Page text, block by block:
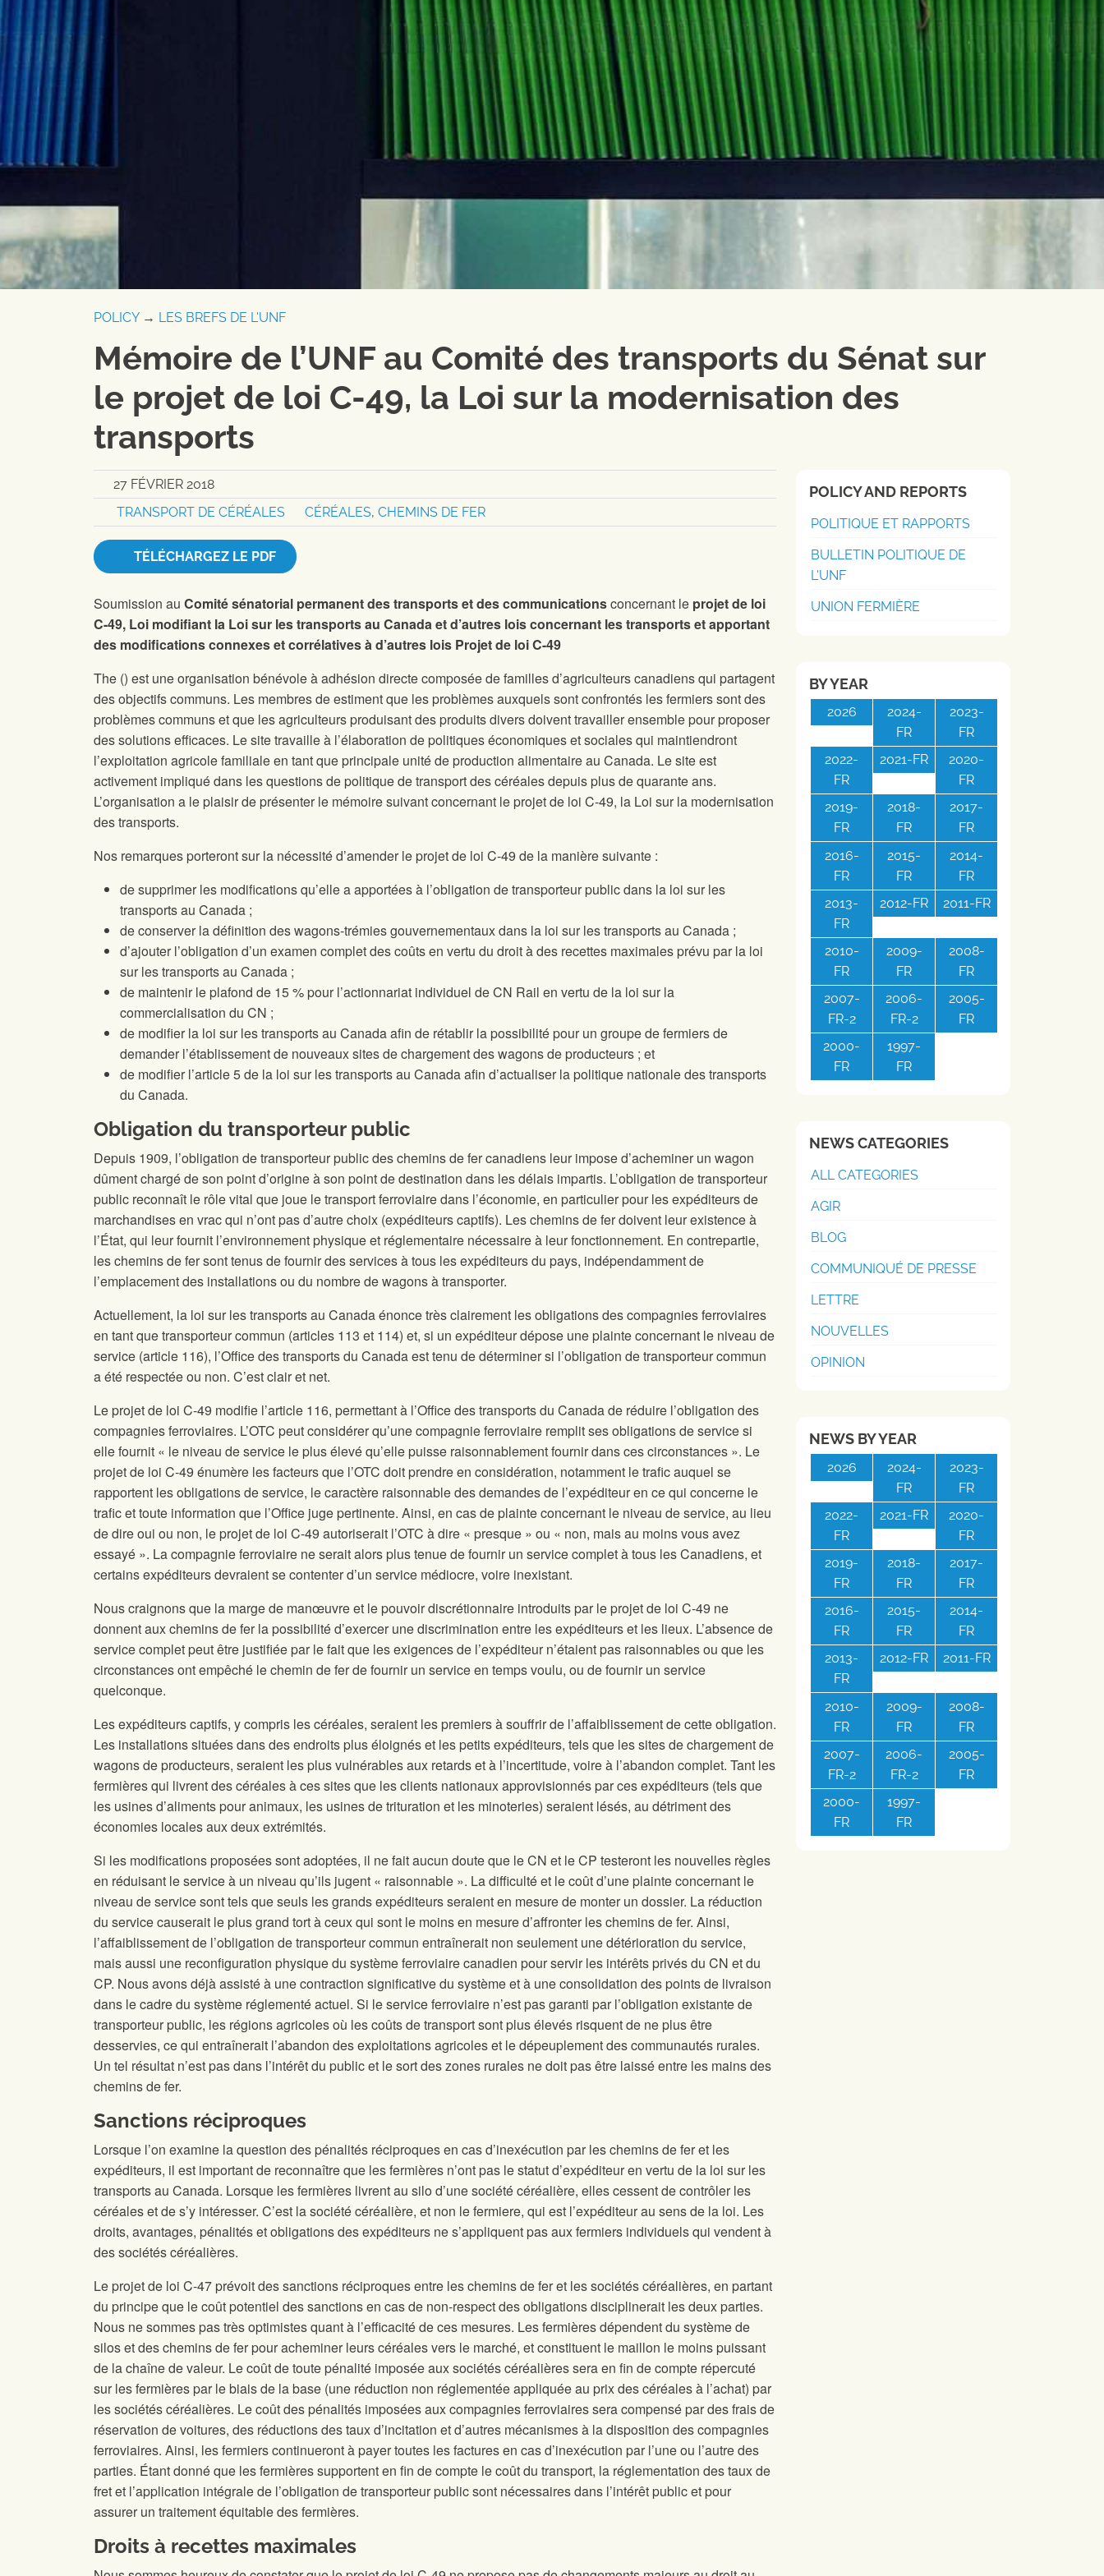
POLICY→ LES BREFS DE L'UNF
Mémoire de l’UNF au Comité des transports du Sénat sur
le projet de loi C-49, la Loi sur la modernisation des
transports
27 FÉVRIER 2018
TRANSPORT DE CÉRÉALES
CÉRÉALES, CHEMINS DE FER
TÉLÉCHARGEZ LE PDF
Soumission au Comité sénatorial permanent des transports et des communicationsconcernant le projet de loi
C-49, Loi modifiant la Loi sur les transports au Canada et d’autres lois concernant les transports et apportant
des modifications connexes et corrélatives à d’autres lois Projet de loi C-49
The () est une organisation bénévole à adhésion directe composée de familles d’agriculteurs canadiens qui partagent
des objectifs communs. Les membres deestiment que les problèmes auxquels sont confrontés les fermiers sont des
problèmes communs et que les agriculteurs produisant des produits divers doivent travailler ensemble pour proposer
des solutions efficaces. Le sitetravaille à l’élaboration de politiques économiques et sociales qui maintiendront
l’exploitation agricole familiale en tant que principale unité de production alimentaire au Canada. Le siteest
activement impliqué dans les questions de politique de transport des céréales depuis plus de quarante ans.
L’organisation a le plaisir de présenter le mémoire suivant concernant le projet de loi C-49, la Loi sur la modernisation
des transports.
Nos remarques porteront sur la nécessité d’amender le projet de loi C-49 de la manière suivante :
de supprimer les modifications qu’elle a apportées à l’obligation de transporteur public dans la loi sur les
transports au Canada ;
de conserver la définition des wagons-trémies gouvernementaux dans la loi sur les transports au Canada ;
d’ajouter l’obligation d’un examen complet des coûts en vertu du droit à des recettes maximales prévu par la loi
sur les transports au Canada ;
de maintenir le plafond de 15 % pour l’actionnariat individuel de CN Rail en vertu de la loi sur la
commercialisation du CN ;
de modifier la loi sur les transports au Canada afin de rétablir la possibilité pour un groupe de fermiers de
demander l’établissement de nouveaux sites de chargement des wagons de producteurs ; et
de modifier l’article 5 de la loi sur les transports au Canada afin d’actualiser la politique nationale des transports
du Canada.
Obligation du transporteur public
Depuis 1909, l’obligation de transporteur public des chemins de fer canadiens leur impose d’acheminer un wagon
dûment chargé de son point d’origine à son point de destination dans les délais impartis. L’obligation de transporteur
public reconnaît le rôle vital que joue le transport ferroviaire dans l’économie, en particulier pour les expéditeurs de
marchandises en vrac qui n’ont pas d’autre choix (expéditeurs captifs). Les chemins de fer doivent leur existence à
l’État, qui leur fournit l’environnement physique et réglementaire nécessaire à leur fonctionnement. En contrepartie,
les chemins de fer sont tenus de fournir des services à tous les expéditeurs du pays, indépendamment de
l’emplacement des installations ou du nombre de wagons à transporter.
Actuellement, la loi sur les transports au Canada énonce très clairement les obligations des compagnies ferroviaires
en tant que transporteur commun (articles 113 et 114) et, si un expéditeur dépose une plainte concernant le niveau de
service (article 116), l’Office des transports du Canada est tenu de déterminer si l’obligation de transporteur commun
a été respectée ou non. C’est clair et net.
Le projet de loi C-49 modifie l’article 116, permettant à l’Office des transports du Canada de réduire l’obligation des
compagnies ferroviaires. L’OTC peut considérer qu’une compagnie ferroviaire remplit ses obligations de service si
elle fournit « le niveau de service le plus élevé qu’elle puisse raisonnablement fournir dans ces circonstances ». Le
projet de loi C-49 énumère les facteurs que l’OTC doit prendre en considération, notamment le trafic auquel se
rapportent les obligations de service, le caractère raisonnable des demandes de l’expéditeur en ce qui concerne le
trafic et toute information que l’Office juge pertinente. Ainsi, en cas de plainte concernant le niveau de service, au lieu
de dire oui ou non, le projet de loi C-49 autoriserait l’OTC à dire « presque » ou « non, mais au moins vous avez
essayé ». La compagnie ferroviaire ne serait alors plus tenue de fournir un service complet à tous les Canadiens, et
certains expéditeurs devraient se contenter d’un service médiocre, voire inexistant.
Nous craignons que la marge de manœuvre et le pouvoir discrétionnaire introduits par le projet de loi C-49 ne
donnent aux chemins de fer la possibilité d’exercer une discrimination entre les expéditeurs et les lieux. L’absence de
service complet peut être justifiée par le fait que les exigences de l’expéditeur n’étaient pas raisonnables ou que les
circonstances ont empêché le chemin de fer de fournir un service en temps voulu, ou de fournir un service
quelconque.
Les expéditeurs captifs, y compris les céréales, seraient les premiers à souffrir de l’affaiblissement de cette obligation.
Les installations situées dans des endroits plus éloignés et les petits expéditeurs, tels que les sites de chargement de
wagons de producteurs, seraient les plus vulnérables aux retards et à l’incertitude, voire à l’abandon complet. Tant les
fermières qui livrent des céréales à ces sites que les clients nationaux approvisionnés par ces expéditeurs (tels que
les usines d’aliments pour animaux, les usines de trituration et les minoteries) seraient lésés, au détriment des
économies locales aux deux extrémités.
Si les modifications proposées sont adoptées, il ne fait aucun doute que le CN et le CP testeront les nouvelles règles
en réduisant le service à un niveau qu’ils jugent « raisonnable ». La difficulté et le coût d’une plainte concernant le
niveau de service sont tels que seuls les grands expéditeurs seraient en mesure de monter un dossier. La réduction
du service causerait le plus grand tort à ceux qui sont le moins en mesure d’affronter les chemins de fer. Ainsi,
l’affaiblissement de l’obligation de transporteur commun entraînerait non seulement une détérioration du service,
mais aussi une reconfiguration physique du système ferroviaire canadien pour servir les intérêts privés du CN et du
CP. Nous avons déjà assisté à une contraction significative du système et à une consolidation des points de livraison
dans le cadre du système réglementé actuel. Si le service ferroviaire n’est pas garanti par l’obligation existante de
transporteur public, les régions agricoles où les coûts de transport sont plus élevés risquent de ne plus être
desservies, ce qui entraînerait l’abandon des exploitations agricoles et le dépeuplement des communautés rurales.
Un tel résultat n’est pas dans l’intérêt du public et le sort des zones rurales ne doit pas être laissé entre les mains des
chemins de fer.
Sanctions réciproques
Lorsque l’on examine la question des pénalités réciproques en cas d’inexécution par les chemins de fer et les
expéditeurs, il est important de reconnaître que les fermières n’ont pas le statut d’expéditeur en vertu de la loi sur les
transports au Canada. Lorsque les fermières livrent au silo d’une société céréalière, elles cessent de contrôler les
céréales et de s’y intéresser. C’est la société céréalière, et non le fermiere, qui est l’expéditeur au sens de la loi. Les
droits, avantages, pénalités et obligations des expéditeurs ne s’appliquent pas aux fermiers individuels qui vendent à
des sociétés céréalières.
Le projet de loi C-47 prévoit des sanctions réciproques entre les chemins de fer et les sociétés céréalières, en partant
du principe que le coût potentiel des sanctions en cas de non-respect des obligations disciplinerait les deux parties.
Nous ne sommes pas très optimistes quant à l’efficacité de ces mesures. Les fermières dépendent du système de
silos et des chemins de fer pour acheminer leurs céréales vers le marché, et constituent le maillon le moins puissant
de la chaîne de valeur. Le coût de toute pénalité imposée aux sociétés céréalières sera en fin de compte répercuté
sur les fermières par le biais de la base (une réduction non réglementée appliquée au prix des céréales à l’achat) par
les sociétés céréalières. Le coût des pénalités imposées aux compagnies ferroviaires sera compensé par des frais de
réservation de voitures, des réductions des taux d’incitation et d’autres mécanismes à la disposition des compagnies
ferroviaires. Ainsi, les fermiers continueront à payer toutes les factures en cas d’inexécution par l’une ou l’autre des
parties. Étant donné que les fermières supportent en fin de compte le coût du transport, la réglementation des taux de
fret et l’application intégrale de l’obligation de transporteur public sont nécessaires dans l’intérêt public et pour
assurer un traitement équitable des fermières.
Droits à recettes maximales
POLICY AND REPORTS
POLITIQUE ET RAPPORTS
BULLETIN POLITIQUE DE
L'UNF
UNION FERMIÈRE
BY YEAR
2026
2024-
FR
2023-
FR
2022-
FR
2021-FR
2020-
FR
2019-
FR
2018-
FR
2017-
FR
2016-
FR
2015-
FR
2014-
FR
2013-
FR
2012-FR 2011-FR
2010-
FR
2009-
FR
2008-
FR
2007-
FR-2
2006-
FR-2
2005-
FR
2000-
FR
1997-
FR
NEWS CATEGORIES
ALL CATEGORIES
AGIR
BLOG
COMMUNIQUÉ DE PRESSE
LETTRE
NOUVELLES
OPINION
NEWS BY YEAR
2026
2024-
FR
2023-
FR
2022-
FR
2021-FR
2020-
FR
2019-
FR
2018-
FR
2017-
FR
2016-
FR
2015-
FR
2014-
FR
2013-
FR
2012-FR 2011-FR
2010-
FR
2009-
FR
2008-
FR
2007-
FR-2
2006-
FR-2
2005-
FR
2000-
FR
1997-
FR